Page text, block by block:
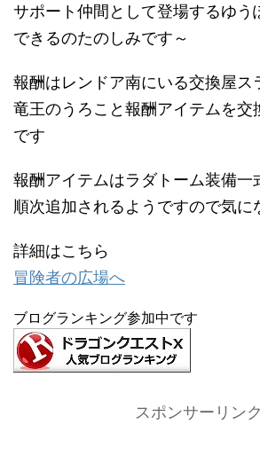
サポート仲間として登場するゆう
できるのたのしみです～
報酬はレンドア南にいる交換屋ス
竜王のうろこと報酬アイテムを交
です
報酬アイテムはラダトーム装備一
順次追加されるようですので気に
詳細はこちら
冒険者の広場へ
ブログランキング参加中です
スポンサーリンク